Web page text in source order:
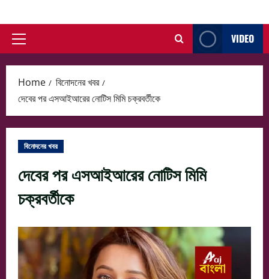
to
contentPrimary
VIDEO
Home
বিনোদনের খবর
দেবের পর এসআইআরের নোটিস মিমি চক্রবর্তীকে
বিনোদনের খবর
দেবের পর এসআইআরের নোটিস মিমি
চক্রবর্তীকে